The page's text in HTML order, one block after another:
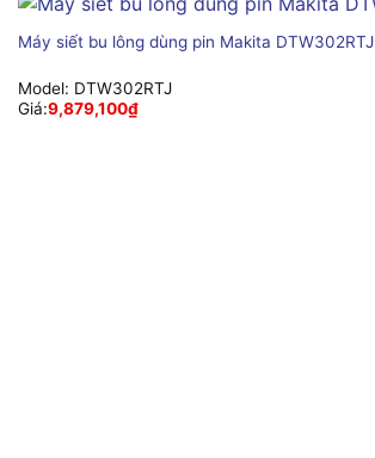
Máy siết bu lông dùng pin Makita DTW302RTJ
Model: DTW302RTJ
Giá:9,879,100₫